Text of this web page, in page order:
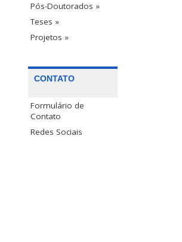
Pós-Doutorados »
Teses »
Projetos »
CONTATO
Formulário de
Contato
Redes Sociais